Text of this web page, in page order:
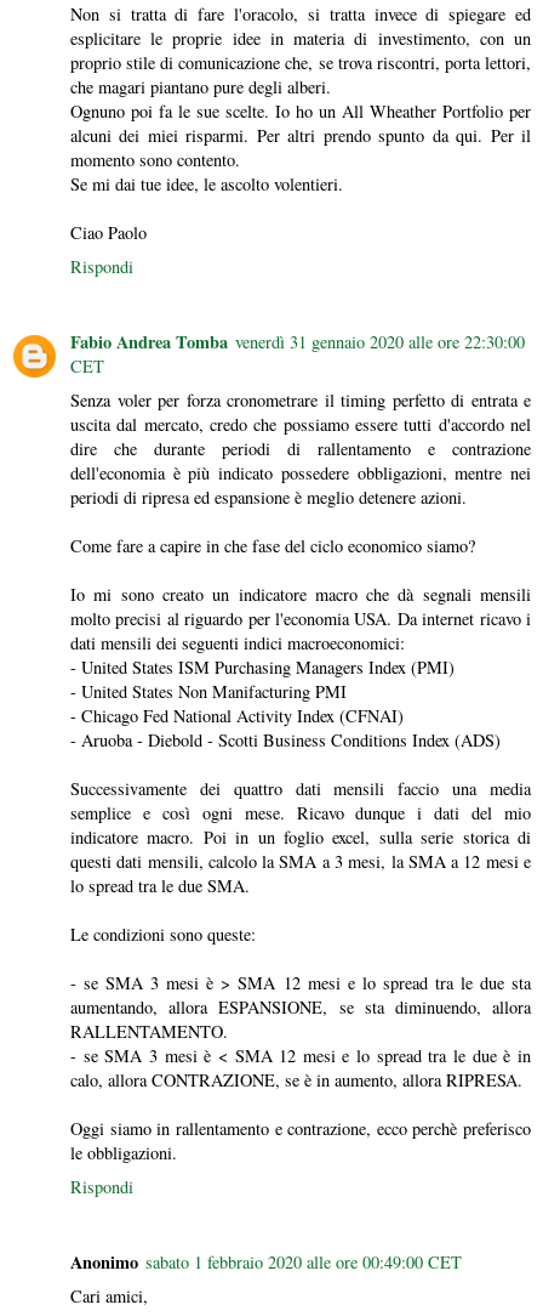
Non si tratta di fare l'oracolo, si tratta invece di spiegare ed
esplicitare le proprie idee in materia di investimento, con un
proprio stile di comunicazione che, se trova riscontri, porta lettori,
che magari piantano pure degli alberi.
Ognuno poi fa le sue scelte. Io ho un All Wheather Portfolio per
alcuni dei miei risparmi. Per altri prendo spunto da qui. Per il
momento sono contento.
Se mi dai tue idee, le ascolto volentieri.
Ciao Paolo
Rispondi
Fabio Andrea Tomba venerdì 31 gennaio 2020 alle ore 22:30:00
CET
Senza voler per forza cronometrare il timing perfetto di entrata e
uscita dal mercato, credo che possiamo essere tutti d'accordo nel
dire che durante periodi di rallentamento e contrazione
dell'economia è più indicato possedere obbligazioni, mentre nei
periodi di ripresa ed espansione è meglio detenere azioni.
Come fare a capire in che fase del ciclo economico siamo?
Io mi sono creato un indicatore macro che dà segnali mensili
molto precisi al riguardo per l'economia USA. Da internet ricavo i
dati mensili dei seguenti indici macroeconomici:
- United States ISM Purchasing Managers Index (PMI)
- United States Non Manifacturing PMI
- Chicago Fed National Activity Index (CFNAI)
- Aruoba - Diebold - Scotti Business Conditions Index (ADS)
Successivamente dei quattro dati mensili faccio una media
semplice e così ogni mese. Ricavo dunque i dati del mio
indicatore macro. Poi in un foglio excel, sulla serie storica di
questi dati mensili, calcolo la SMA a 3 mesi, la SMA a 12 mesi e
lo spread tra le due SMA.
Le condizioni sono queste:
- se SMA 3 mesi è > SMA 12 mesi e lo spread tra le due sta
aumentando, allora ESPANSIONE, se sta diminuendo, allora
RALLENTAMENTO.
- se SMA 3 mesi è < SMA 12 mesi e lo spread tra le due è in
calo, allora CONTRAZIONE, se è in aumento, allora RIPRESA.
Oggi siamo in rallentamento e contrazione, ecco perchè preferisco
le obbligazioni.
Rispondi
Anonimo sabato 1 febbraio 2020 alle ore 00:49:00 CET
Cari amici,